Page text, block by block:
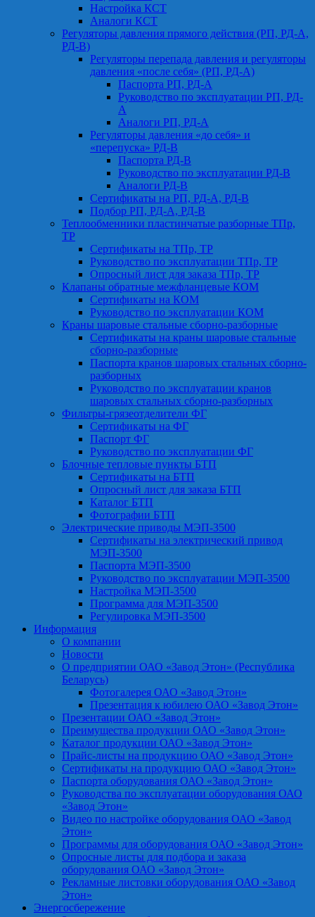
Настройка КСТ
Аналоги КСТ
Регуляторы давления прямого действия (РП, РД-А,
РД-В)
Регуляторы перепада давления и регуляторы
давления «после себя» (РП, РД-А)
Паспорта РП, РД-А
Руководство по эксплуатации РП, РД-
А
Аналоги РП, РД-А
Регуляторы давления «до себя» и
«перепуска» РД-В
Паспорта РД-В
Руководство по эксплуатации РД-В
Аналоги РД-В
Сертификаты на РП, РД-А, РД-В
Подбор РП, РД-А, РД-В
Теплообменники пластинчатые разборные ТПр,
ТР
Сертификаты на ТПр, ТР
Руководство по эксплуатации ТПр, ТР
Опросный лист для заказа ТПр, ТР
Клапаны обратные межфланцевые КОМ
Сертификаты на КОМ
Руководство по эксплуатации КОМ
Краны шаровые стальные сборно-разборные
Сертификаты на краны шаровые стальные
сборно-разборные
Паспорта кранов шаровых стальных сборно-
разборных
Руководство по эксплуатации кранов
шаровых стальных сборно-разборных
Фильтры-грязеотделители ФГ
Сертификаты на ФГ
Паспорт ФГ
Руководство по эксплуатации ФГ
Блочные тепловые пункты БТП
Сертификаты на БТП
Опросный лист для заказа БТП
Каталог БТП
Фотографии БТП
Электрические приводы МЭП-3500
Сертификаты на электрический привод
МЭП-3500
Паспорта МЭП-3500
Руководство по эксплуатации МЭП-3500
Настройка МЭП-3500
Программа для МЭП-3500
Регулировка МЭП-3500
Информация
О компании
Новости
О предприятии ОАО «Завод Этон» (Республика
Беларусь)
Фотогалерея ОАО «Завод Этон»
Презентация к юбилею ОАО «Завод Этон»
Презентации ОАО «Завод Этон»
Преимущества продукции ОАО «Завод Этон»
Каталог продукции ОАО «Завод Этон»
Прайс-листы на продукцию ОАО «Завод Этон»
Сертификаты на продукцию ОАО «Завод Этон»
Паспорта оборудования ОАО «Завод Этон»
Руководства по эксплуатации оборудования ОАО
«Завод Этон»
Видео по настройке оборудования ОАО «Завод
Этон»
Программы для оборудования ОАО «Завод Этон»
Опросные листы для подбора и заказа
оборудования ОАО «Завод Этон»
Рекламные листовки оборудования ОАО «Завод
Этон»
Энергосбережение